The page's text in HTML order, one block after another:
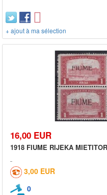
+ ajout à ma sélection
16,00 EUR
1918 FIUME RIJEKA
3,00 EUR
0